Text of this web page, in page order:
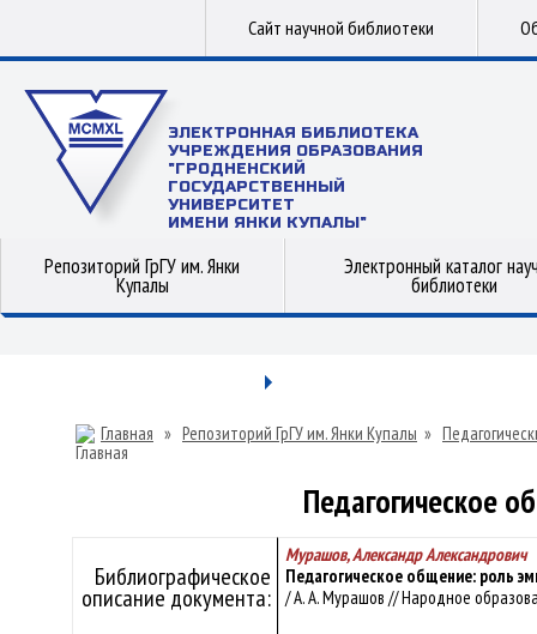
Сайт научной библиотеки
ЭЛЕКТРОННАЯ БИБЛИОТЕКА
УЧРЕЖДЕНИЯ ОБРАЗОВАНИЯ
"ГРОДНЕНСКИЙ
ГОСУДАРСТВЕННЫЙ
УНИВЕРСИТЕТ
ИМЕНИ ЯНКИ КУПАЛЫ"
Репозиторий ГрГУ им. Янки
Купалы
Электронный каталог
библиотеки
Главная » Репозиторий ГрГУ им. Янки Купалы »
Педагогическое
Библиографическое
описание документа:
Мурашов, Александр Александрович
Педагогическое общение: роль
/ А. А. Мурашов // Народное